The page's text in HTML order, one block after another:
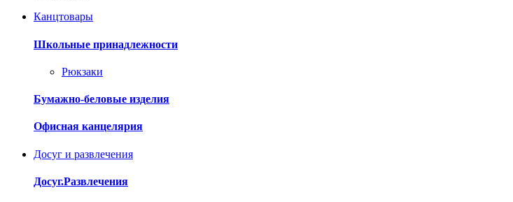
Канцтовары
Школьные принадлежности
Рюкзаки
Бумажно-беловые изделия
Офисная канцелярия
Досуг и развлечения
Досуг.Развлечения